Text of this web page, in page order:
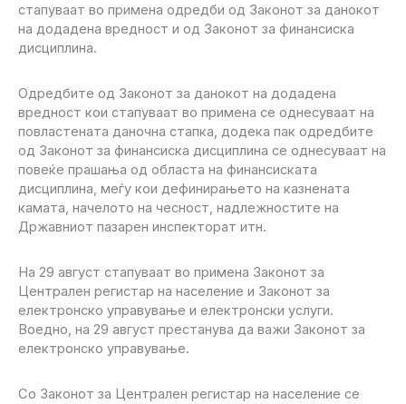
стапуваат во примена одредби од Законот за данокот
на додадена вредност и од Законот за финансиска
дисциплина.
Одредбите од Законот за данокот на додадена
вредност кои стапуваат во примена се однесуваат на
повластената даночна стапка, додека пак одредбите
од Законот за финансиска дисциплина се однесуваат на
повеќе прашања од областа на финансиската
дисциплина, меѓу кои дефинирањето на казнената
камата, начелото на чесност, надлежностите на
Државниот пазарен инспекторат итн.
На 29 август стапуваат во примена Законот за
Централен регистар на население и Законот за
електронско управување и електронски услуги.
Воедно, на 29 август престанува да важи Законот за
електронско управување.
Со Законот за Централен регистар на население се